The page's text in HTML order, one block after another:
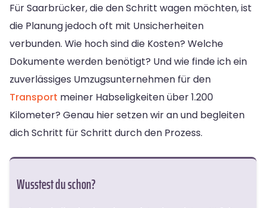
Für Saarbrücker, die den Schritt wagen möchten, ist
die Planung jedoch oft mit Unsicherheiten
verbunden. Wie hoch sind die Kosten? Welche
Dokumente werden benötigt? Und wie finde ich ein
zuverlässiges Umzugsunternehmen für den
Transport meiner Habseligkeiten über 1.200
Kilometer? Genau hier setzen wir an und begleiten
dich Schritt für Schritt durch den Prozess.
Wusstest du schon?